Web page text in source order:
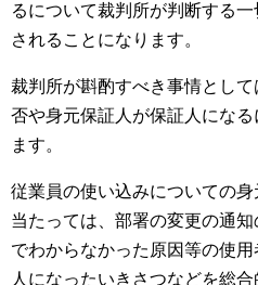
るについて裁判所が判断する
されることになります。
裁判所が斟酌すべき事情とし
否や身元保証人が保証人にな
ます。
従業員の使い込みについての
当たっては、部署の変更の通
でわからなかった原因等の使
人になったいきさつなどを総